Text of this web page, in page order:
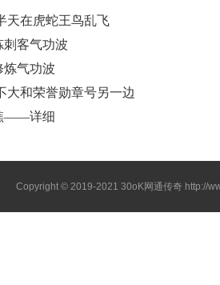
天在虎蛇王鸟乱飞
客气功波
炼气功波
大和荣誉勋章号另一边
——详细
Copyright © 2019-202130oK网通传奇 http://